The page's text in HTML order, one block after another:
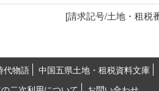
[請求記号/土地・租税
代物語 中国五県土地・租税資料文庫